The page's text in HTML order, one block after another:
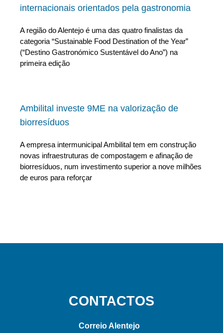
internacionais orientados pela gastronomia
A região do Alentejo é uma das quatro finalistas da
categoria “Sustainable Food Destination of the Year”
(“Destino Gastronómico Sustentável do Ano”) na
primeira edição
Ambilital investe 9ME na valorização de
biorresíduos
A empresa intermunicipal Ambilital tem em construção
novas infraestruturas de compostagem e afinação de
biorresíduos, num investimento superior a nove milhões
de euros para reforçar
CONTACTOS
Correio Alentejo